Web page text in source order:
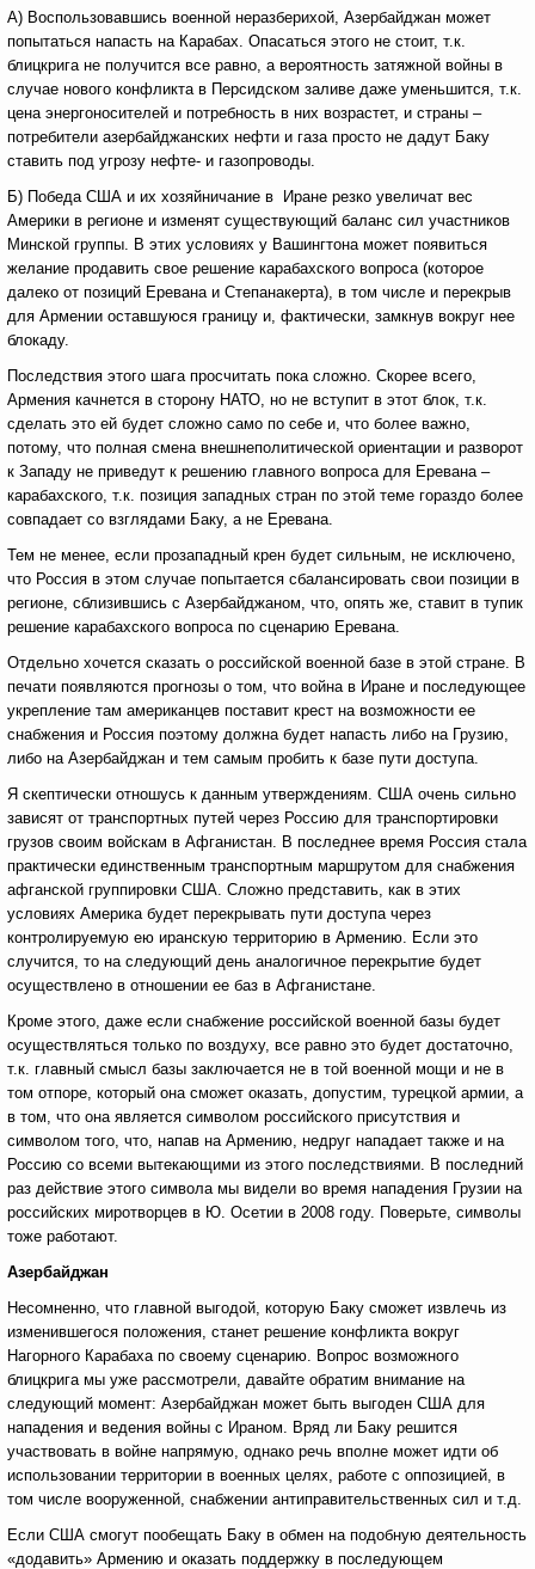
А) Воспользовавшись военной неразберихой, Азербайджан может
попытаться напасть на Карабах. Опасаться этого не стоит, т.к.
блицкрига не получится все равно, а вероятность затяжной войны в
случае нового конфликта в Персидском заливе даже уменьшится, т.к.
цена энергоносителей и потребность в них возрастет, и страны –
потребители азербайджанских нефти и газа просто не дадут Баку
ставить под угрозу нефте- и газопроводы.
Б) Победа США и их хозяйничание в Иране резко увеличат вес
Америки в регионе и изменят существующий баланс сил участников
Минской группы. В этих условиях у Вашингтона может появиться
желание продавить свое решение карабахского вопроса (которое
далеко от позиций Еревана и Степанакерта), в том числе и перекрыв
для Армении оставшуюся границу и, фактически, замкнув вокруг нее
блокаду.
Последствия этого шага просчитать пока сложно. Скорее всего,
Армения качнется в сторону НАТО, но не вступит в этот блок, т.к.
сделать это ей будет сложно само по себе и, что более важно,
потому, что полная смена внешнеполитической ориентации и разворот
к Западу не приведут к решению главного вопроса для Еревана –
карабахского, т.к. позиция западных стран по этой теме гораздо более
совпадает со взглядами Баку, а не Еревана.
Тем не менее, если прозападный крен будет сильным, не исключено,
что Россия в этом случае попытается сбалансировать свои позиции в
регионе, сблизившись с Азербайджаном, что, опять же, ставит в тупик
решение карабахского вопроса по сценарию Еревана.
Отдельно хочется сказать о российской военной базе в этой стране. В
печати появляются прогнозы о том, что война в Иране и последующее
укрепление там американцев поставит крест на возможности ее
снабжения и Россия поэтому должна будет напасть либо на Грузию,
либо на Азербайджан и тем самым пробить к базе пути доступа.
Я скептически отношусь к данным утверждениям. США очень сильно
зависят от транспортных путей через Россию для транспортировки
грузов своим войскам в Афганистан. В последнее время Россия стала
практически единственным транспортным маршрутом для снабжения
афганской группировки США. Сложно представить, как в этих
условиях Америка будет перекрывать пути доступа через
контролируемую ею иранскую территорию в Армению. Если это
случится, то на следующий день аналогичное перекрытие будет
осуществлено в отношении ее баз в Афганистане.
Кроме этого, даже если снабжение российской военной базы будет
осуществляться только по воздуху, все равно это будет достаточно,
т.к. главный смысл базы заключается не в той военной мощи и не в
том отпоре, который она сможет оказать, допустим, турецкой армии, а
в том, что она является символом российского присутствия и
символом того, что, напав на Армению, недруг нападает также и на
Россию со всеми вытекающими из этого последствиями. В последний
раз действие этого символа мы видели во время нападения Грузии на
российских миротворцев в Ю. Осетии в 2008 году. Поверьте, символы
тоже работают.
Азербайджан
Несомненно, что главной выгодой, которую Баку сможет извлечь из
изменившегося положения, станет решение конфликта вокруг
Нагорного Карабаха по своему сценарию. Вопрос возможного
блицкрига мы уже рассмотрели, давайте обратим внимание на
следующий момент: Азербайджан может быть выгоден США для
нападения и ведения войны с Ираном. Вряд ли Баку решится
участвовать в войне напрямую, однако речь вполне может идти об
использовании территории в военных целях, работе с оппозицией, в
том числе вооруженной, снабжении антиправительственных сил и т.д.
Если США смогут пообещать Баку в обмен на подобную деятельность
«додавить» Армению и оказать поддержку в последующем